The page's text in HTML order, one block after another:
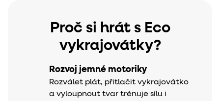
Proč si hrát s Eco
vykrajovátky?
Rozvoj jemné motoriky
Rozválet plát, přitlačit vykrajovátko
a vyloupnout tvar trénuje sílu i